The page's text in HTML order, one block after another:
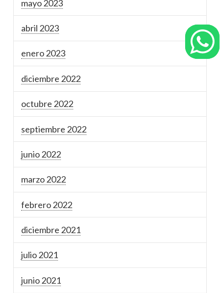
mayo 2023
abril 2023
enero 2023
diciembre 2022
octubre 2022
septiembre 2022
junio 2022
marzo 2022
febrero 2022
diciembre 2021
julio 2021
junio 2021